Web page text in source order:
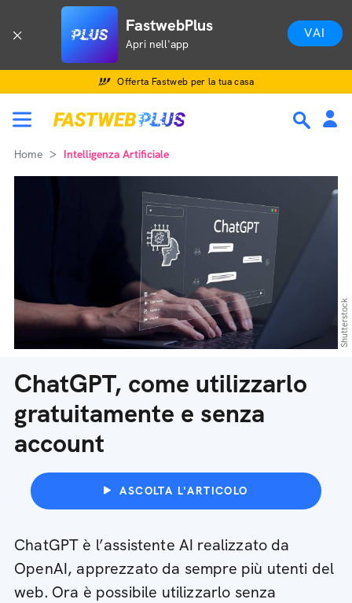
FastwebPlus
Apri nell'app
VAI
Offerta Fastweb per la tua casa
Home Intelligenza Artificiale
ChatGPT, come utilizzarlo
gratuitamente e senza
account
ASCOLTA L'ARTICOLO
ChatGPT è l’assistente AI realizzato da
OpenAI, apprezzato da sempre più utenti del
web. Ora è possibile utilizzarlo senza
Shutterstock